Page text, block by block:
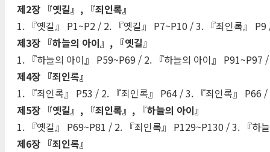
제2장 『옛길』, 『죄인록』
1. 『옛길』 P1~P2 / 2. 『옛길』 P7~P10 / 3. 『죄인록』
제3장 『하늘의 아이』, 『옛길』
1. 『하늘의 아이』 P59~P69 / 2. 『하늘의 아이』
제4장 『죄인록』
1. 『죄인록』 P53 / 2. 『죄인록』 P64 / 3. 『죄인록』 P66
제5장 『옛길』, 『죄인록』, 『하늘의 아이』
1. 『옛길』 P69~P81 / 2. 『죄인록』 P129~P130 / 3. 『하
제6장 『죄인록』